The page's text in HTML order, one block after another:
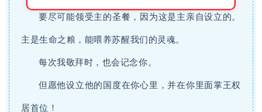
要尽可能领受主的圣餐，因为这是主亲自设立的。
主是生命之粮，能喂养苏醒我们的灵魂。
每次我敬拜时，也会记念你。
但愿他设立他的国度在你心里，并在你里面掌王权
居首位！